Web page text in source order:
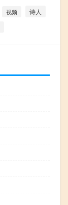
视频 诗人